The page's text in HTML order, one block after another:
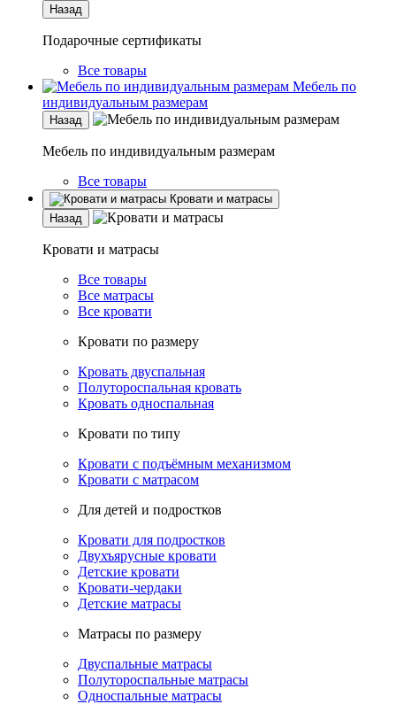
Назад
Подарочные сертификаты
Все товары
Мебель по
индивидуальным размерам
Назад
Мебель по индивидуальным размерам
Все товары
Кровати и матрасы
Назад
Кровати и матрасы
Все товары
Все матрасы
Все кровати
Кровати по размеру
Кровать двуспальная
Полутороспальная кровать
Кровать односпальная
Кровати по типу
Кровати с подъёмным механизмом
Кровати с матрасом
Для детей и подростков
Кровати для подростков
Двухъярусные кровати
Детские кровати
Кровати-чердаки
Детские матрасы
Матрасы по размеру
Двуспальные матрасы
Полутороспальные матрасы
Односпальные матрасы